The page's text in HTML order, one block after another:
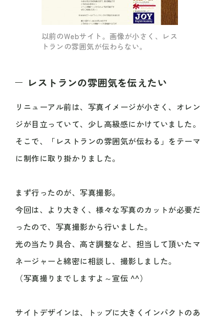
以前のWebサイト。画像が小さく、レス
トランの雰囲気が伝わらない。
レストランの雰囲気を伝えたい
リニューアル前は、写真イメージが小さく、オレン
ジが目立っていて、少し高級感にかけていました。
そこで、「レストランの雰囲気が伝わる」をテーマ
に制作に取り掛かりました。
まず行ったのが、写真撮影。
今回は、より大きく、様々な写真のカットが必要だ
ったので、写真撮影から行いました。
光の当たり具合、高さ調整など、担当して頂いたマ
ネージャーと綿密に相談し、撮影しました。
（写真撮りまでしますよ～宣伝 ^^）
サイトデザインは、トップに大きくインパクトのあ